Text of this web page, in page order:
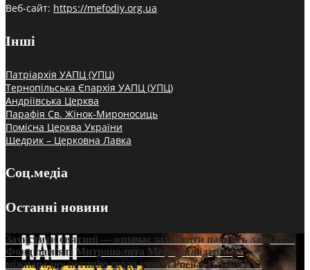
Веб-сайт: https://mefodiy.org.ua
Інші
Патріархія УАПЦ (УПЦ)
Тернопільська Єпархія УАПЦ (УПЦ)
Андріївська Церква
Парафія Св. Жінок-Мироносиць
Помісна Церква України
Щедрик – Церковна Лавка
Соц.медіа
Останні новини
Захистити святині — означає захистити пам’ять людства:
Фонд пам’яті Митрополита Мефодія підтримує
міжнародну петицію щодо участі Росії в ЮНЕСКО